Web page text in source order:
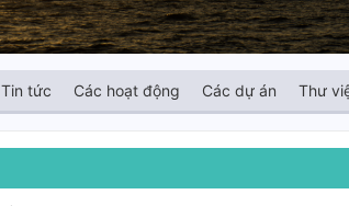
Tin tức Các hoạt động Các dự án Thư